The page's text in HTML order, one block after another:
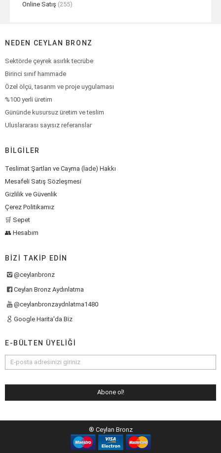
Online Satış (255)
NEDEN CEYLAN BRONZ
Sektörde çeyrek asırlık tecrübe
Birinci sınıf hammade
Özel ölçü, tasarım ve proje uygulaması
%100 yerli üretim
Gününde kusursuz üretim ve teslim
Uluslararası sayısız referanslar
BILGILER
Teslimat Şartları ve Cayma (İade) Hakkı
Mesafeli Satış Sözleşmesi
Gizlilik ve Güvenlik
Çerez Politikamız
🛒 Sepet
👥 Hesabım
BIZI TAKIP EDIN
@ceylanbronz
Ceylan Bronz Aydınlatma
@ceylanbronzaydnlatma1480
Google Harita'da Biz
E-BÜLTEN ÜYELIĞI
® Ceylan Bronz